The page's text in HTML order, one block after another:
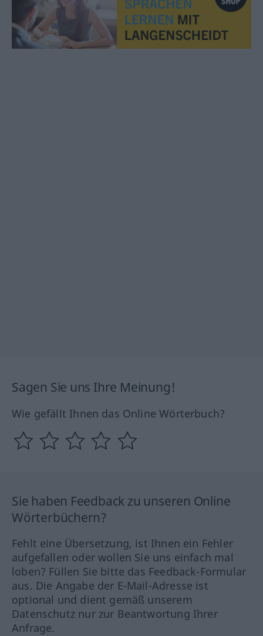
Sagen Sie uns Ihre Meinung!
Wie gefällt Ihnen das Online Wörterbuch?
Sie haben Feedback zu unseren Online
Wörterbüchern?
Fehlt eine Übersetzung, ist Ihnen ein Fehler
aufgefallen oder wollen Sie uns einfach mal
loben? Füllen Sie bitte das Feedback-Formular
aus. Die Angabe der E-Mail-Adresse ist
optional und dient gemäß unserem
Datenschutz nur zur Beantwortung Ihrer
Anfrage.